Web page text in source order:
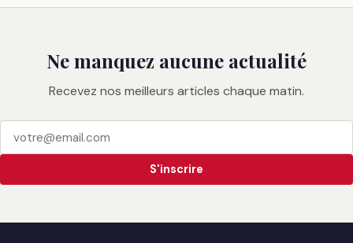
Ne manquez aucune actualité
Recevez nos meilleurs articles chaque matin.
S'inscrire